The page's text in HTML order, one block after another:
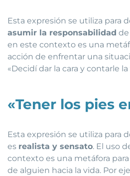
Esta expresión se utiliza para
asumir la responsabilidad de
en este contexto es una
acción de enfrentar una
«Decidí dar la cara y contarle
«Tener los pies
Esta expresión se utiliza para
es realista y sensato. El uso
contexto es una metáfora
de alguien hacia la vida. Por